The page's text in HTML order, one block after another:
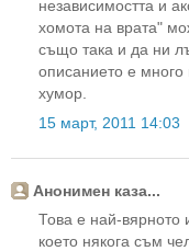
независимостта и
хомота на врата"
също така и да ни
описанието е
хумор.
15 март, 2011 14:03
Анонимен каза...
Това е най-вярното
което някога съм